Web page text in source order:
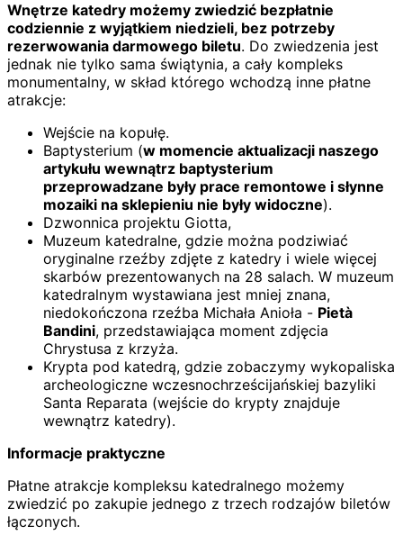
Wnętrze katedry możemy zwiedzić bezpłatnie
codziennie z wyjątkiem niedzieli, bez potrzeby
rezerwowania darmowego biletu. Do zwiedzenia jest
jednak nie tylko sama świątynia, a cały kompleks
monumentalny, w skład którego wchodzą inne płatne
atrakcje:
Wejście na kopułę.
Baptysterium (w momencie aktualizacji naszego
artykułu wewnątrz baptysterium
przeprowadzane były prace remontowe i słynne
mozaiki na sklepieniu nie były widoczne).
Dzwonnica projektu Giotta,
Muzeum katedralne, gdzie można podziwiać
oryginalne rzeźby zdjęte z katedry i wiele więcej
skarbów prezentowanych na 28 salach. W muzeum
katedralnym wystawiana jest mniej znana,
niedokończona rzeźba Michała Anioła - Pietà
Bandini, przedstawiająca moment zdjęcia
Chrystusa z krzyża.
Krypta pod katedrą, gdzie zobaczymy wykopaliska
archeologiczne wczesnochrześcijańskiej bazyliki
Santa Reparata (wejście do krypty znajduje
wewnątrz katedry).
Informacje praktyczne
Płatne atrakcje kompleksu katedralnego możemy
zwiedzić po zakupie jednego z trzech rodzajów biletów
łączonych.